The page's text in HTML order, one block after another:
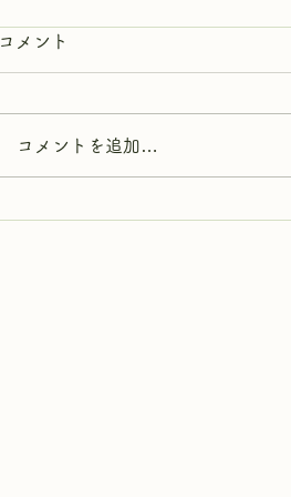
夏休みクラフト体験会
コメント
コメントを追加…